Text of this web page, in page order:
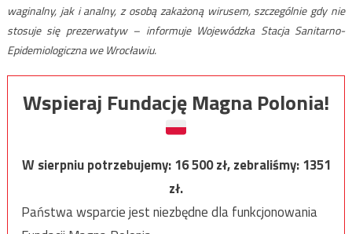
waginalny, jak i analny, z osobą zakażoną wirusem, szczególnie gdy nie
stosuje się prezerwatyw – informuje Wojewódzka Stacja Sanitarno-
Epidemiologiczna we Wrocławiu.
Wspieraj Fundację Magna Polonia!
W sierpniu potrzebujemy:16 500zł, zebraliśmy:1351
zł.
Państwa wsparcie jest niezbędne dla funkcjonowania